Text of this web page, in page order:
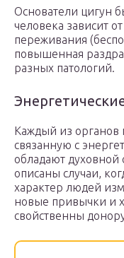
Основатели цигун
человека зависит
переживания
повышенная
разных патологий.
Каждый из органов
связанную с
обладают духовной
описаны случаи,
характер людей
новые привычки и
свойственны